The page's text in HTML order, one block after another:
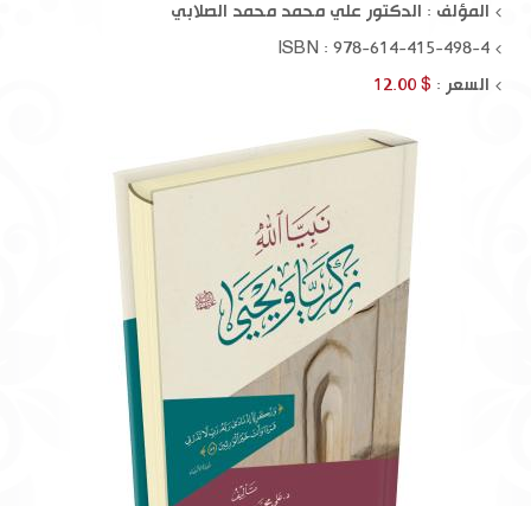
المؤلف : الدكتور علي محمد محمد الصلابي
ISBN : 978-614-415-498-4
السعر : $ 12.00